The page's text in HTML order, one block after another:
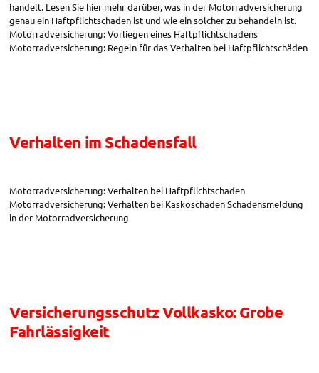
handelt. Lesen Sie hier mehr darüber, was in der Motorradversicherung
genau ein Haftpflichtschaden ist und wie ein solcher zu behandeln ist.
Motorradversicherung: Vorliegen eines Haftpflichtschadens
Motorradversicherung: Regeln für das Verhalten bei Haftpflichtschäden
Verhalten im Schadensfall
Motorradversicherung: Verhalten bei Haftpflichtschaden
Motorradversicherung: Verhalten bei Kaskoschaden Schadensmeldung
in der Motorradversicherung
Versicherungsschutz Vollkasko: Grobe
Fahrlässigkeit